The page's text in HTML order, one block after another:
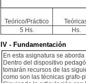
Teórico/Práctico
5 Hs. Hs.
IV - Fundamentación
En esta asignatura se
Dentro del dispositivo
tomarán recursos de las
como son las técnicas grafo-